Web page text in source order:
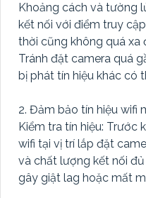
Khoảng cách và tường
kết nối với điểm truy
thời cũng không quá xa
Tránh đặt camera quá
bị phát tín hiệu khác có
2. Đảm bảo tín hiệu wifi
Kiểm tra tín hiệu: Trước
wifi tại vị trí lắp đặt
và chất lượng kết nối
gây giật lag hoặc mất